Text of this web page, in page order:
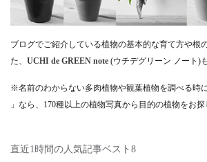
ブログでご紹介している植物の基本的な育て方や根
た、 UCHI de GREEN note (ウチデグリーン ノート)
※名前のわからない多肉植物や観葉植物を調べる時
」なら、170種以上の植物写真から目的の植物をお探
直近1時間の人気記事ベスト8